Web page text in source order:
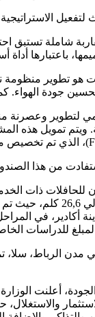
شاملة تستبق
باعتبارها أداة
تطوير منظومة
وتحسين جودة
لتطوير
ويتم تمويل هذه
من هذا
بنفس المدينة، بطول إجمالي
15,5 كلم، حيث تم تخصيص 513,26
للدراسات
26 مليون درهم من الصندوق، مع